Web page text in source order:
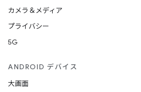
カメラ＆メディア
プライバシー
5G
ANDROID デバイス
大画面